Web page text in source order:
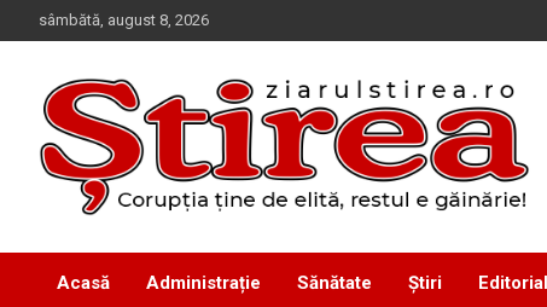
to
sâmbătă, august 8, 2026
Ziarul Știrea
Acasă Administrație Sănătate Știri Editorial